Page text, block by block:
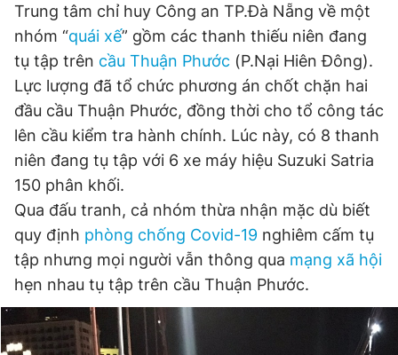
Đọc Thanh Niên trên điện thoại
Theo dõi báo trên
Hotline
0906 645 777
Liên hệ quảng cáo
0908 780 404
Đặt báo Quảng cáo Chính sách bảo
Trung tâm chỉ huy Công an TP.Đà Nẵng về một
nhóm “quái xế” gồm các thanh thiếu niên đang
tụ tập trên cầu Thuận Phước (P.Nại Hiên Đông).
Lực lượng đã tổ chức phương án chốt chặn hai
đầu cầu Thuận Phước, đồng thời cho tổ công tác
lên cầu kiểm tra hành chính. Lúc này, có 8 thanh
niên đang tụ tập với 6 xe máy hiệu Suzuki Satria
150 phân khối.
Qua đấu tranh, cả nhóm thừa nhận mặc dù biết
quy định phòng chống Covid-19 nghiêm cấm tụ
tập nhưng mọi người vẫn thông qua mạng xã hội
hẹn nhau tụ tập trên cầu Thuận Phước.